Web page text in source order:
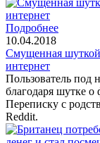
Подробнее
10.04.2018
Смущенная шуткой
интернет
Пользователь под
благодаря шутке о
Переписку с
Reddit.